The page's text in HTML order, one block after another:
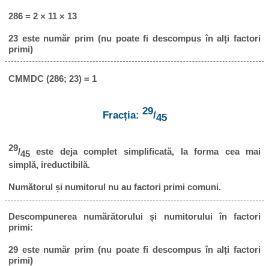
286 = 2 × 11 × 13
23 este număr prim (nu poate fi descompus în alți factori
primi)
CMMDC (286; 23) = 1
Fracția: 29/45
29/45este deja complet simplificată, la forma cea mai
simplă, ireductibilă.
Numătorul și numitorul nu au factori primi comuni.
Descompunerea numărătorului și numitorului în factori
primi:
29 este număr prim (nu poate fi descompus în alți factori
primi)